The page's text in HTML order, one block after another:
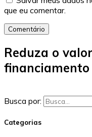
que eu comentar.
Comentário
Reduza o
financiamento
Busca por:
Categorias